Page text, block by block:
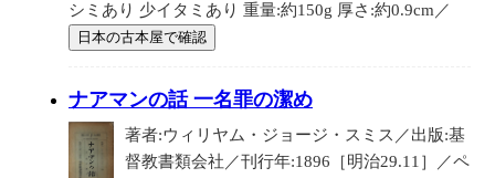
シミあり 少イタミあり 重量:約150g 厚さ:約0.9cm／
日本の古本屋で確認
ナアマンの話 一名罪の潔め
著者:ウィリヤム・ジョージ・スミス／出版:基
督教書類会社／刊行年:1896［明治29.11］／ペ